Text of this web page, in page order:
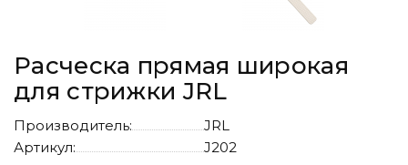
Расческа прямая широкая
для стрижки JRL
Производитель:
JRL
Артикул:
J202